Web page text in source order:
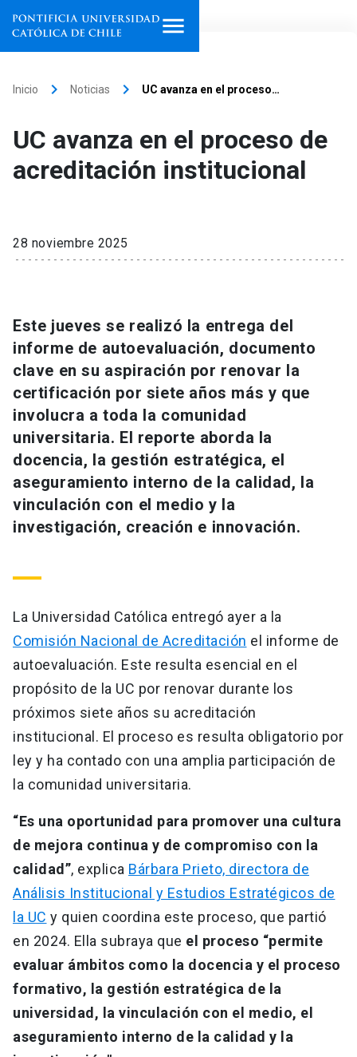
Facultades, escuelas e
institutos
Internacionalización
Vinculación
Universidad
Información para keyboard_arrow_down
Estudiantes
Académicos
Padres y familia
Vecinos
ACCESOS DIRECTOS
Admisión
Medios Biblioteca launch
Donaciones
Inicio keyboard_arrow_right Noticias keyboard_arrow_right UC avanza en el proceso…
UC avanza en el proceso de
acreditación institucional
28 noviembre 2025
Este jueves se realizó la entrega del
informe de autoevaluación, documento
clave en su aspiración por renovar la
certificación por siete años más y que
involucra a toda la comunidad
universitaria. El reporte aborda la
docencia, la gestión estratégica, el
aseguramiento interno de la calidad, la
vinculación con el medio y la
investigación, creación e innovación.
La Universidad Católica entregó ayer a la
Comisión Nacional de Acreditación el informe de
autoevaluación. Este resulta esencial en el
propósito de la UC por renovar durante los
próximos siete años su acreditación
institucional. El proceso es resulta obligatorio por
ley y ha contado con una amplia participación de
la comunidad universitaria.
“Es una oportunidad para promover una cultura
de mejora continua y de compromiso con la
calidad”, explica Bárbara Prieto, directora de
Análisis Institucional y Estudios Estratégicos de
la UC y quien coordina este proceso, que partió
en 2024. Ella subraya que el proceso “permite
evaluar ámbitos como la docencia y el proceso
formativo, la gestión estratégica de la
universidad, la vinculación con el medio, el
aseguramiento interno de la calidad y la